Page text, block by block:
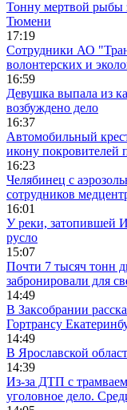
Тонну мертвой рыбы
Тюмени
17:19
Сотрудники АО
волонтерских и
16:59
Девушка выпала из
возбуждено дело
16:37
Автомобильный
икону покровителей
16:23
Челябинец с
сотрудников
16:01
У реки, затопившей
русло
15:07
Почти 7 тысяч тонн
забронировали для
14:49
В Заксобрании
Гортрансу
14:49
В Ярославской
14:39
Из-за ДТП с
уголовное дело.